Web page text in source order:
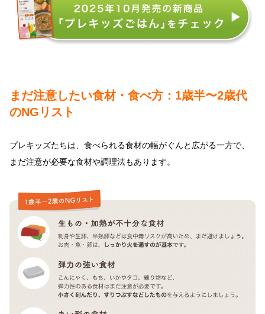
まだ注意したい食材・食べ方：1歳半〜2歳代
のNGリスト
プレキッズたちは、食べられる食材の幅がぐんと広がる一方で、
まだ注意が必要な食材や調理法もあります。